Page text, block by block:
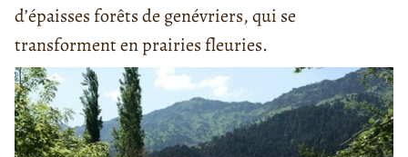
d’épaisses forêts de genévriers, qui se
transforment en prairies fleuries.